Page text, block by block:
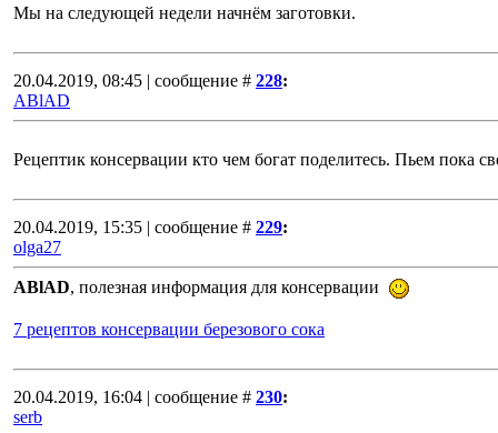
Мы на следующей недели начнём заготовки.
20.04.2019, 08:45 | сообщение # 228:
ABlAD
Рецептик консервации кто чем богат поделитесь. Пьем пока
20.04.2019, 15:35 | сообщение # 229:
olga27
ABlAD, полезная информация для консервации
7 рецептов консервации березового сока
20.04.2019, 16:04 | сообщение # 230:
serb